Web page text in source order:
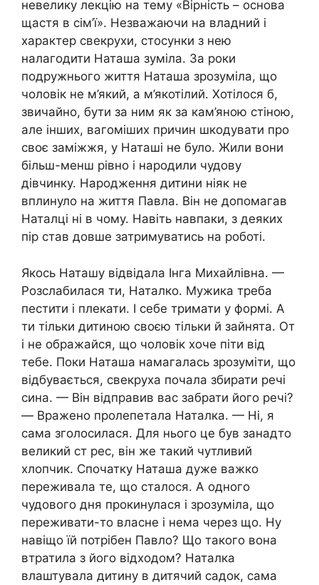
невелику лекцію на тему «Вірність – основа
щастя в сім’ї». Незважаючи на владний і
характер свекрухи, стосунки з нею
налагодити Наташа зуміла. За роки
подружнього життя Наташа зрозуміла, що
чоловік не м’який, а м’якотілий. Хотілося б,
звичайно, бути за ним як за кам’яною стіною,
але інших, вагоміших причин шкодувати про
своє заміжжя, у Наташі не було. Жили вони
більш-менш рівно і народили чудову
дівчинку. Народження дитини ніяк не
вплинуло на життя Павла. Він не допомагав
Наталці ні в чому. Навіть навпаки, з деяких
пір став довше затримуватись на роботі.
Якось Наташу відвідала Інга Михайлівна. —
Розслабилася ти, Наталко. Мужика треба
пестити і плекати. І себе тримати у формі. А
ти тільки дитиною своєю тільки й зайнята. От
і не ображайся, що чоловік хоче піти від
тебе. Поки Наташа намагалась зрозуміти, що
відбувається, свекруха почала збирати речі
сина. — Він відправив вас забрати його речі?
— Вражено пролепетала Наталка. — Ні, я
сама зголосилася. Для нього це був занадто
великий ст рес, він же такий чутливий
хлопчик. Спочатку Наташа дуже важко
переживала те, що сталося. А одного
чудового дня прокинулася і зрозуміла, що
переживати-то власне і нема через що. Ну
навіщо їй потрібен Павло? Що такого вона
втратила з його відходом? Наталка
влаштувала дитину в дитячий садок, сама